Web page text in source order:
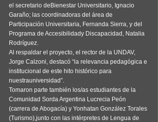
el secretario deBienestar Universitario, Ignacio
Garaño; las coordinadoras del área de
Participación Universitaria, Fernanda Sierra, y del
Programa de Accesibilidady Discapacidad, Natalia
Rodríguez.
Al respaldar el proyecto, el rector de la UNDAV,
Jorge Calzoni, destacó “la relevancia pedagógica e
institucional de este hito histórico para
nuestrauniversidad”.
Tomaron parte también los/as estudiantes de la
Comunidad Sorda Argentina Lucrecia Peón
(carrera de Abogacía) y Yonhatan González Torales
(Turismo),junto con las intérpretes de Lengua de